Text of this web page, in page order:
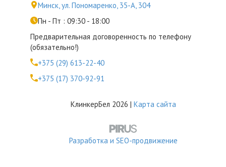
Минск, ул. Пономаренко, 35-А, 304
Пн - Пт : 09:30 - 18:00
Предварительная договоренность по телефону
(обязательно!)
+375 (29) 613-22-40
+375 (17) 370-92-91
КлинкерБел 2026 | Карта сайта
Разработка и SEO-продвижение